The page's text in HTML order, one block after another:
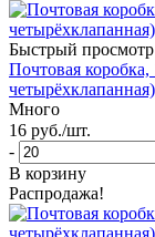
Быстрый просмотр
Почтовая
Много
16 руб./шт.
-
В корзину
Распродажа!